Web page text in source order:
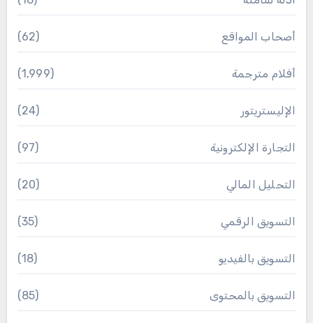
أصحاب المواقع (62)
أفلام مترجمة (1٬999)
الإليستريتور (24)
التجارة الإلكترونية (97)
التحليل المالي (20)
التسويق الرقمي (35)
التسويق بالفيديو (18)
التسويق بالمحتوى (85)